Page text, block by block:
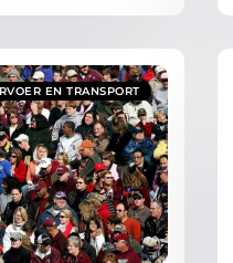
EN TRANSPORT